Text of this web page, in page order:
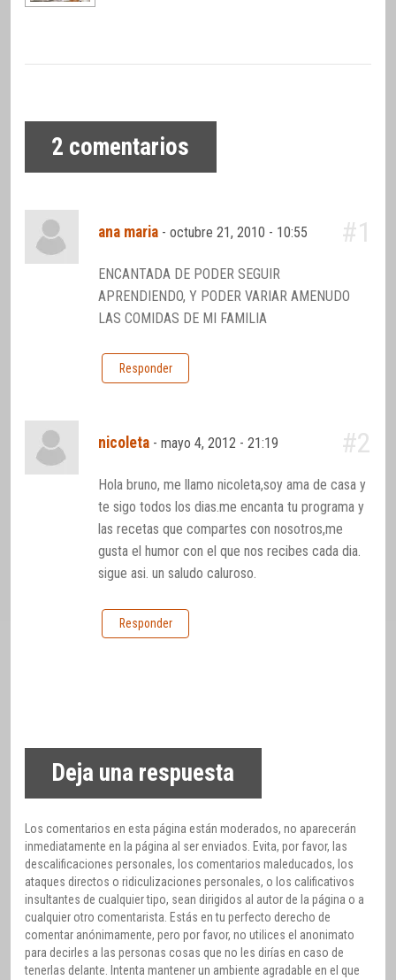
2 comentarios
ana maria -octubre 21, 2010 - 10:55 #1
ENCANTADA DE PODER SEGUIR
APRENDIENDO, Y PODER VARIAR AMENUDO
LAS COMIDAS DE MI FAMILIA
Responder
nicoleta -mayo 4, 2012 - 21:19 #2
Hola bruno, me llamo nicoleta,soy ama de casa y
te sigo todos los dias.me encanta tu programa y
las recetas que compartes con nosotros,me
gusta el humor con el que nos recibes cada dia.
sigue asi. un saludo caluroso.
Responder
Deja una respuesta
Los comentarios en esta página están moderados, no aparecerán
inmediatamente en la página al ser enviados. Evita, por favor, las
descalificaciones personales, los comentarios maleducados, los
ataques directos o ridiculizaciones personales, o los calificativos
insultantes de cualquier tipo, sean dirigidos al autor de la página o a
cualquier otro comentarista. Estás en tu perfecto derecho de
comentar anónimamente, pero por favor, no utilices el anonimato
para decirles a las personas cosas que no les dirías en caso de
tenerlas delante. Intenta mantener un ambiente agradable en el que